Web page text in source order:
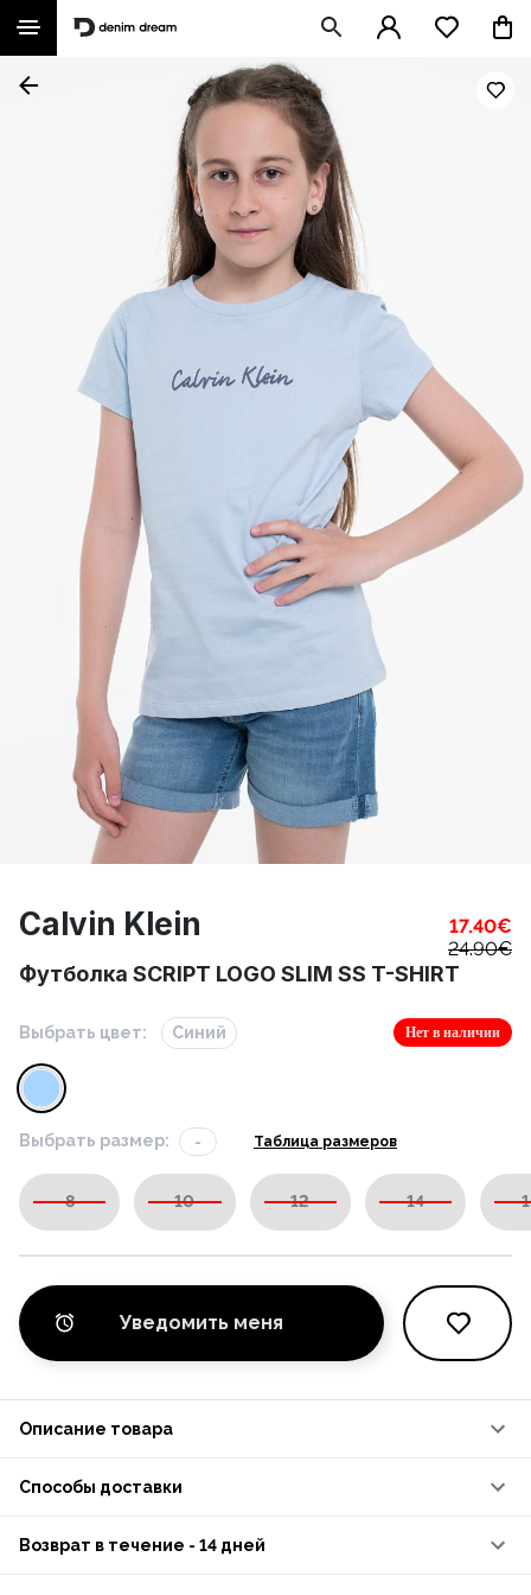
Calvin Klein 17.40€
24.90€
Футболка SCRIPT LOGO SLIM SS T-SHIRT
Выбрать цвет: Синий Нет в наличии
Выбрать размер: - Таблица размеров
8 10 12 14
Уведомить меня
Описание товара
Способы доставки
Возврат в течение - 14 дней